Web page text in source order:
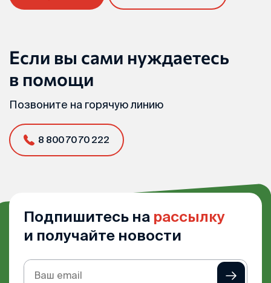
Если вы сами нуждаетесь
в помощи
Позвоните на горячую линию
8 800 70 70 222
Подпишитесь на рассылку
и получайте новости
Подписка